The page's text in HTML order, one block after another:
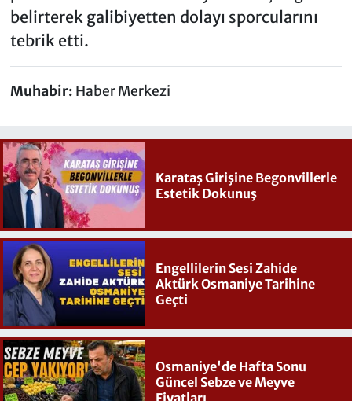
belirterek galibiyetten dolayı sporcularını
tebrik etti.
Muhabir: Haber Merkezi
Karataş Girişine Begonvillerle
Estetik Dokunuş
Engellilerin Sesi Zahide
Aktürk Osmaniye Tarihine
Geçti
Osmaniye'de Hafta Sonu
Güncel Sebze ve Meyve